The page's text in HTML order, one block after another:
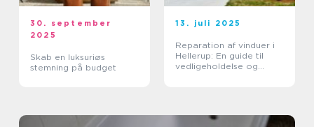
30. september
2025
Skab en luksuriøs
stemning på budget
13. juli 2025
Reparation af vinduer i
Hellerup: En guide til
vedligeholdelse og